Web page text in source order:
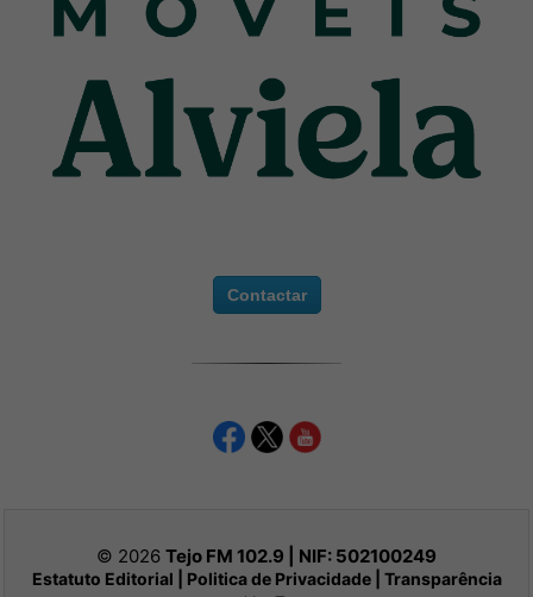
Contactar
© 2026 Tejo FM 102.9 | NIF: 502100249
Estatuto Editorial Politica de Privacidade| Transparência